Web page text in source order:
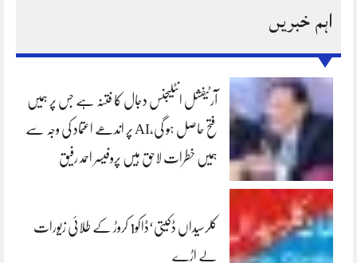
اہم خبریں
آرٹیفشل انٹلیجنس دجال کا فتنہ ہے جس پر ہمیں
فتح حاصل ہو گی،AI پر اندھے اعتماد کی وجہ سے
ہمیں خطرات لاحق ہیں پروفیسر احمد رفیق
کلرسیداں ڈکیتی‘ڈاکو1 کروڑ کے طلائی زیورات
لے اڑے